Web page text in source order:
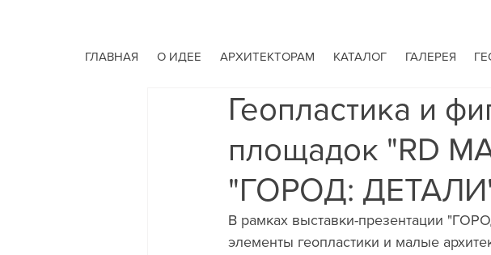
ГЛАВНАЯ О ИДЕЕ АРХИТЕКТОРАМ КАТАЛОГ ГАЛЕРЕЯ
Геопластика и
площадок "RD
"ГОРОД:
В рамках выставки-презентации
элементы геопластики и малые